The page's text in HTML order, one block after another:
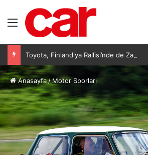
Menü
Anasayfa/Motor Sporları